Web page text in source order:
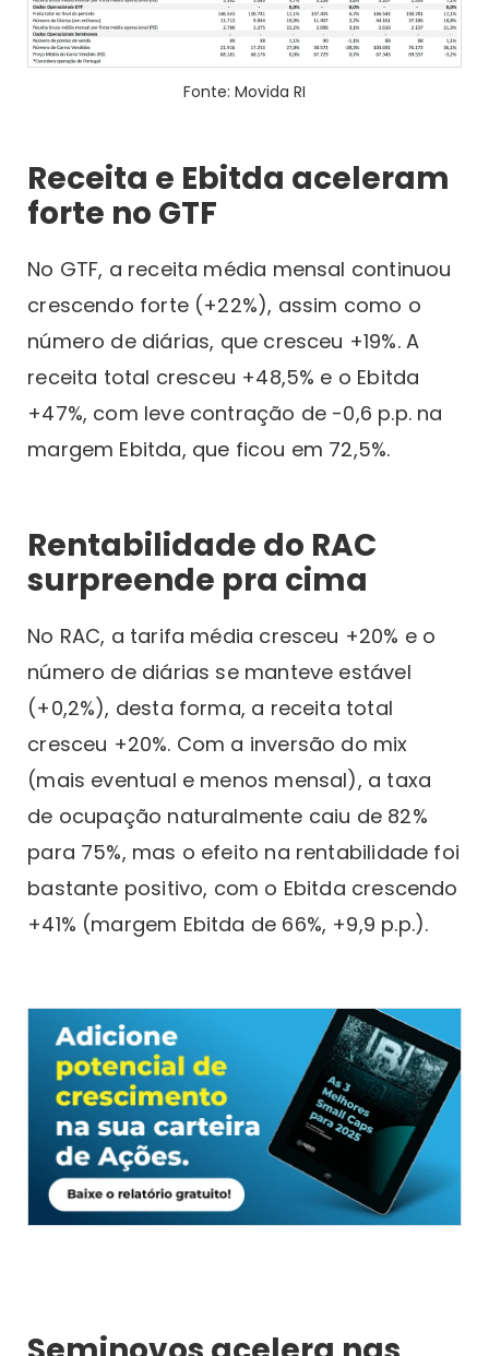
Fonte: Movida RI
Receita e Ebitda aceleram
forte no GTF
No GTF, a receita média mensal continuou
crescendo forte (+22%), assim como o
número de diárias, que cresceu +19%. A
receita total cresceu +48,5% e o Ebitda
+47%, com leve contração de -0,6 p.p. na
margem Ebitda, que ficou em 72,5%.
Rentabilidade do RAC
surpreende pra cima
No RAC, a tarifa média cresceu +20% e o
número de diárias se manteve estável
(+0,2%), desta forma, a receita total
cresceu +20%. Com a inversão do mix
(mais eventual e menos mensal), a taxa
de ocupação naturalmente caiu de 82%
para 75%, mas o efeito na rentabilidade foi
bastante positivo, com o Ebitda crescendo
+41% (margem Ebitda de 66%, +9,9 p.p.).